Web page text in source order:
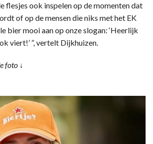
flesjes ook inspelen op de momenten dat
of op de mensen die niks met het EK
bier mooi aan op onze slogan: ‘Heerlijk
viert!’ ”, vertelt Dijkhuizen.
foto ↓